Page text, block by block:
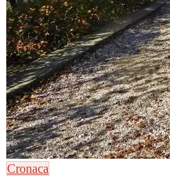
Cronaca